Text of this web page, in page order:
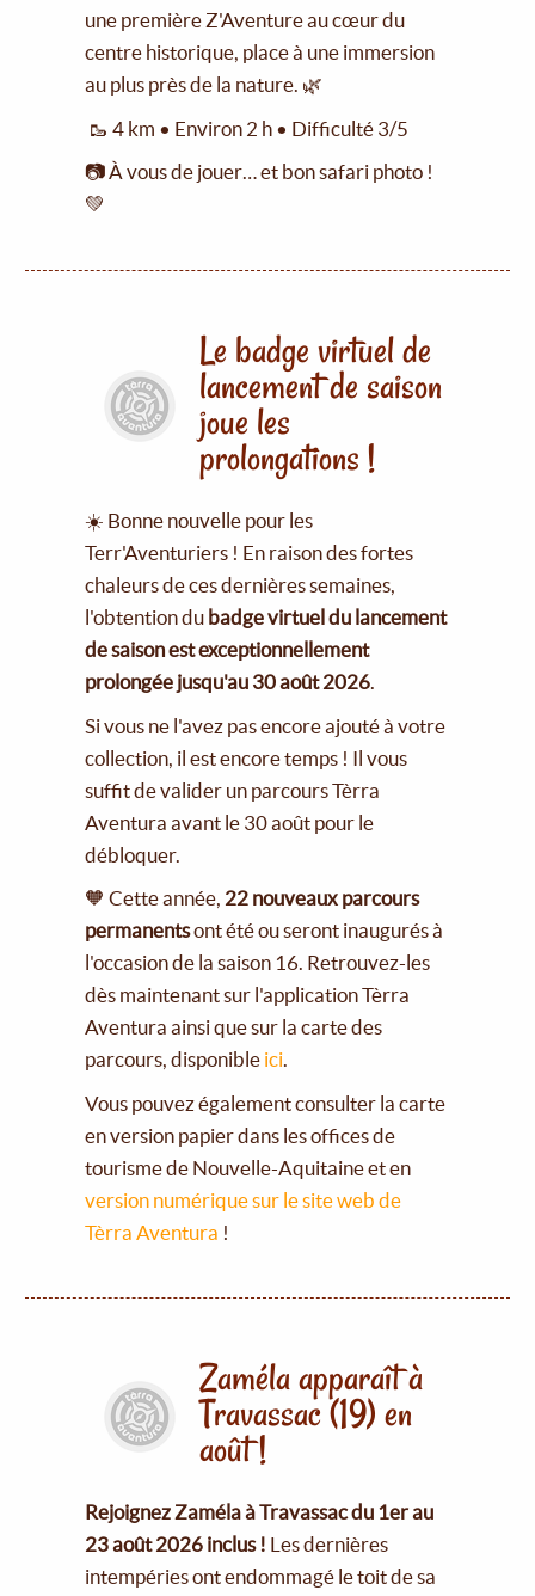
une première Z'Aventure au cœur du
centre historique, place à une immersion
au plus près de la nature. 🌿
🥾 4 km • Environ 2 h • Difficulté 3/5
📷 À vous de jouer… et bon safari photo !
💚
Le badge virtuel de
lancement de saison
joue les
prolongations !
☀️ Bonne nouvelle pour les
Terr'Aventuriers ! En raison des fortes
chaleurs de ces dernières semaines,
l'obtention du badge virtuel du lancement
de saison est exceptionnellement
prolongée jusqu'au 30 août 2026.
Si vous ne l'avez pas encore ajouté à votre
collection, il est encore temps ! Il vous
suffit de valider un parcours Tèrra
Aventura avant le 30 août pour le
débloquer.
🧡 Cette année, 22 nouveaux parcours
permanentsont été ou seront inaugurés à
l'occasion de la saison 16. Retrouvez-les
dès maintenant sur l'application Tèrra
Aventura ainsi que sur la carte des
parcours, disponible ici.
Vous pouvez également consulter la carte
en version papier dans les offices de
tourisme de Nouvelle-Aquitaine et en
version numérique sur le site web de
Tèrra Aventura !
Zaméla apparaît à
Travassac (19) en
août !
Rejoignez Zaméla à Travassac du 1er au
23 août 2026 inclus ! Les dernières
intempéries ont endommagé le toit de sa